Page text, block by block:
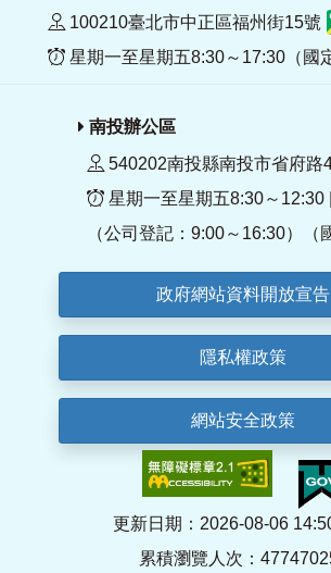
100210臺北市中正區福州街15號
星期一至星期五8:30～17:30（國
南投辦公區
540202南投縣南投市省府路
星期一至星期五8:30～12:30
（公司登記：9:00～16:30）（
政府網站資料開放宣告
隱私權政策
網站安全政策
更新日期：2026-08-06
累積瀏覽人次：